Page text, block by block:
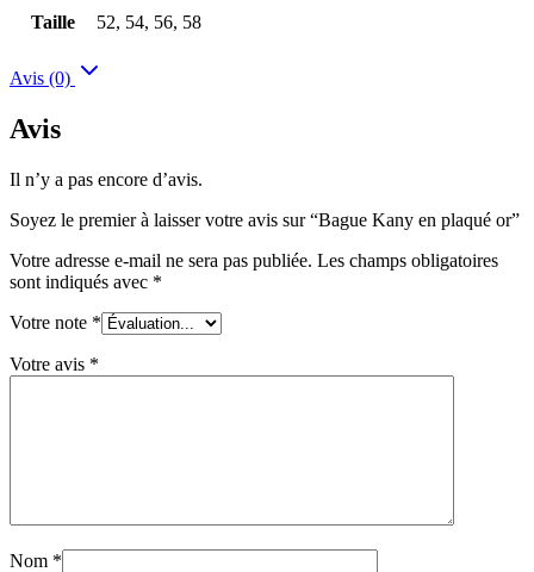
Taille 52, 54, 56, 58
Avis (0)
Avis
Il n’y a pas encore d’avis.
Soyez le premier à laisser votre avis sur “Bague Kany en plaqué or”
Votre adresse e-mail ne sera pas publiée. Les champs obligatoires
sont indiqués avec *
Votre note *
Votre avis *
Nom *